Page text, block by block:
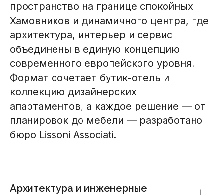
пространство на границе спокойных
Хамовников и динамичного центра, где
архитектура, интерьер и сервис
объединены в единую концепцию
современного европейского уровня.
Формат сочетает бутик-отель и
коллекцию дизайнерских
апартаментов, а каждое решение — от
планировок до мебели — разработано
бюро Lissoni Associati.
Архитектура и инженерные